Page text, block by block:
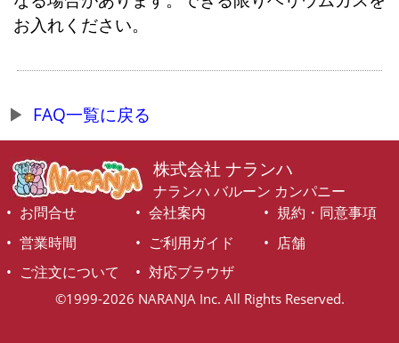
お入れください。
FAQ一覧に戻る
株式会社 ナランハ
ナランハ バルーン カンパニー
お問合せ
会社案内
規約・同意事項
営業時間
ご利用ガイド
店舗
ご注文について
対応ブラウザ
©1999-2026 NARANJA Inc. All Rights Reserved.